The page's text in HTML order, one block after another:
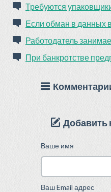
Требуются
Если обман в данных
Работодатель
При банкротстве
Добавить
Ваше имя
Ваш Email адрес